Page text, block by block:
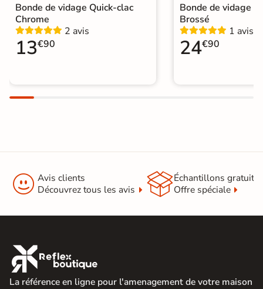
Bonde de vidage Quick-clac
Chrome
2 avis
13€90
Bonde de vidage
Brossé
1 avis
24€90
 Avis clients
Découvrez tous les avis
Échantillons gratuit
Offre spéciale

La référence en ligne pour l'amenagement de votre maison